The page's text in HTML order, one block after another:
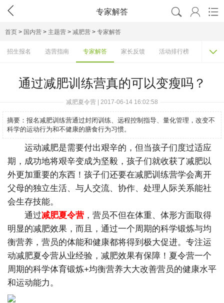
 专家解答   
首页 > 国内营 > 主题营 > 减肥营 > 专家解答
招生报名 选营指南 专家解答 家长反馈 活动排行榜 机构大

通过减肥训练营真的可以变瘦吗？
减肥夏令营 | 2017-06-14 16:02:58
摘要： 报名减肥训练营通过封闭训练、远程控制指导、量化管理，改变不
科学的运动行为和不健康的膳食行为习惯。
运动减肥是需要付出艰辛的，但当孩子们度过适应
期，成功地将艰辛变成为坚毅，孩子们就收获了减肥以
外更加重要的东西！孩子们还要在减肥训练营学会离开
父母的独立生活、与人交流、协作、处理人际关系能社
会生存技能。
通过减肥夏令营 ，营员不但在体重、体形方面取得
明显的减肥效果，而且，通过一个周期的科学锻炼与均
衡营养，营员的体能和健康都将得到极大促进。专注运
动减肥夏令营从业经验，减肥效果有保障！夏令营一个
周期的科学体育锻炼+均衡营养大大改善营员的健康水平
和运动能力。